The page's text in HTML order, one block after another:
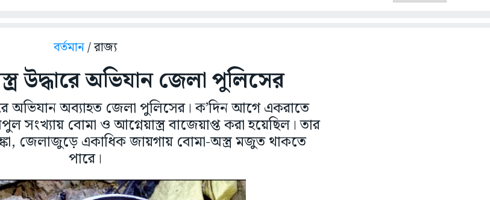
বর্তমান/ রাজ্য
উদ্ধারে অভিযান জেলা পুলিসের
অভিযান অব্যাহত জেলা পুলিসের। ক’দিন আগে একরাতে
সংখ্যায় বোমা ও আগ্নেয়াস্ত্র বাজেয়াপ্ত করা হয়েছিল। তার
জেলাজুড়ে একাধিক জায়গায় বোমা-অস্ত্র মজুত থাকতে
পারে।